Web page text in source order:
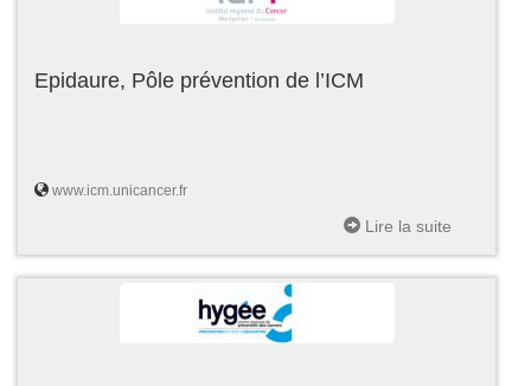
Epidaure, Pôle prévention de l’ICM
www.icm.unicancer.fr
Lire la suite